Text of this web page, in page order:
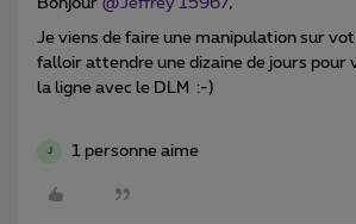
Je viens de faire une manipulation sur
falloir attendre une dizaine de jours pour
la ligne avec le DLM :-)
J 1 personne aime